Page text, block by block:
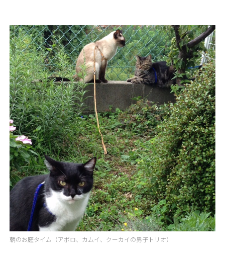
朝のお庭タイム（アポロ、カムイ、クーカイの男子トリオ）